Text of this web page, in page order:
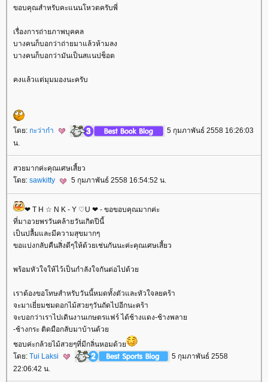
ขอบคุณสำหรับคะแนนโหวตครับพี่
เรื่องการถ่ายภาพบุคคล
บางคนก็บอกว่าถ่ายมาแล้วห้ามลง
บางคนก็บอกว่ามันเป็นสแนปช็อต
คงแล้วแต่มุมมองนะครับ
ดย: กะว่าก๋า
5 กุมภาพันธ์ 2558 16:26:03
น.
สวยมากค่ะคุณเศษเสี้ยว
ดย: sawkitty 5 กุมภาพันธ์ 2558 16:54:52 น.
❤ T H ☆ N K - Y ♡U ❤ - ขอขอบคุณมากค่ะ
ที่มาอวยพรวันคล้ายวันเกิดปีนี้
เป็นปลื้มและมีความสุขมากๆ
ขอแบ่งกลับคืนสิ่งดีๆให้ด้วยเช่นกันนะค่ะคุณเศษเสี้ยว
พร้อมหัวใจให้ไว้เป็นกำลังใจกันต่อไปด้ว
เราต้องขอโทษสำหรับวันนี้หมดทั้งตัวและหัวใจลยคร้า
จะมาเยี่ยมชมดอกไม้สวยๆวันถัดไปอีกนะคร้า
จะบอกว่าเราไปเดินงานเกษตรแฟร์ ได้ช้างแดง-ช้างพลา
-ช้างกระ ติดมือกลับมาบ้านด้ว
ชอบค่ะกล้วยไม้สวยๆที่มีกลิ่นหอมด้ว
ดย: Tui Laksi
5 กุมภาพันธ์ 2558
22:06:42 น.